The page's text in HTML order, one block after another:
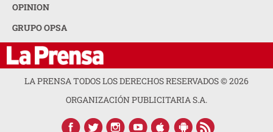
OPINION
GRUPO OPSA
LA PRENSA TODOS LOS DERECHOS RESERVADOS ©2026
ORGANIZACIÓN PUBLICITARIA S.A.